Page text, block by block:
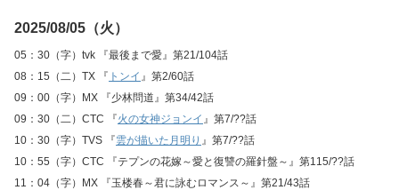
2025/08/05（火）
05：30（字）tvk 『最後まで愛』第21/104話
08：15（二）TX 『 トンイ 』第2/60話
09：00（字）MX 『少林問道』第34/42話
09：30（二）CTC 『火の女神ジョンイ 』第7/??話
10：30（字）TVS 『雲が描いた月明り 』第7/??話
10：55（字）CTC 『テプンの花嫁～愛と復讐の羅針盤～』第115/??話
11：04（字）MX 『玉楼春～君に詠むロマンス～』第21/43話